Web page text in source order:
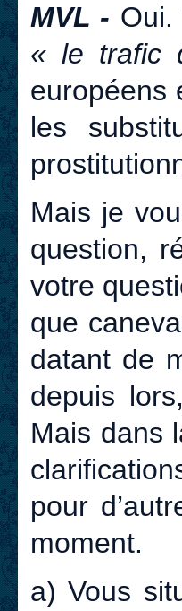
MVL -
« le trafic
européens
les
Mais je
question,
votre
que
datant de
depuis
Mais dans
pour
moment.
a) Vous